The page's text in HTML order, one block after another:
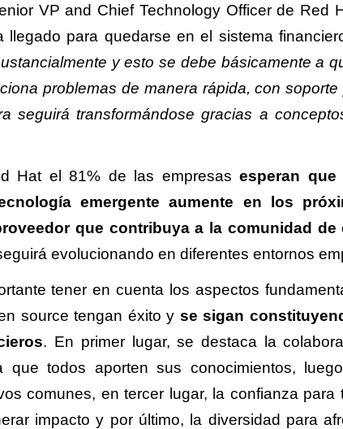
VP and Chief Technology Officer de Red
llegado para quedarse en el sistema
y esto se debe básicamente a
problemas de manera rápida, con
seguirá transformándose gracias a
Hat el 81% de las empresas esperan
emergente aumente en los
que contribuya a la comunidad de
evolucionando en diferentes entornos
tener en cuenta los aspectos
source tengan éxito y se sigan
. En primer lugar, se destaca la
que todos aporten sus conocimientos,
comunes, en tercer lugar, la confianza
impacto y por último, la diversidad para